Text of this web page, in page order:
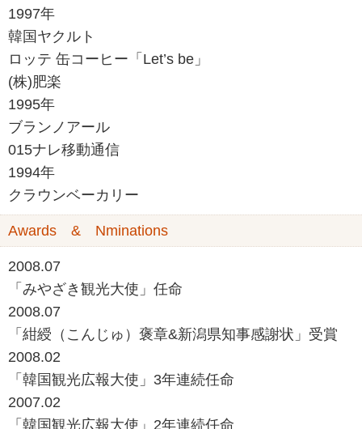
1997年
韓国ヤクルト
ロッテ 缶コーヒー「Let’s be」
(株)肥楽
1995年
ブランノアール
015ナレ移動通信
1994年
クラウンベーカリー
Awards & Nminations
2008.07
「みやざき観光大使」任命
2008.07
「紺綬（こんじゅ）褒章&新潟県知事感謝状」受賞
2008.02
「韓国観光広報大使」3年連続任命
2007.02
「韓国観光広報大使」2年連続任命